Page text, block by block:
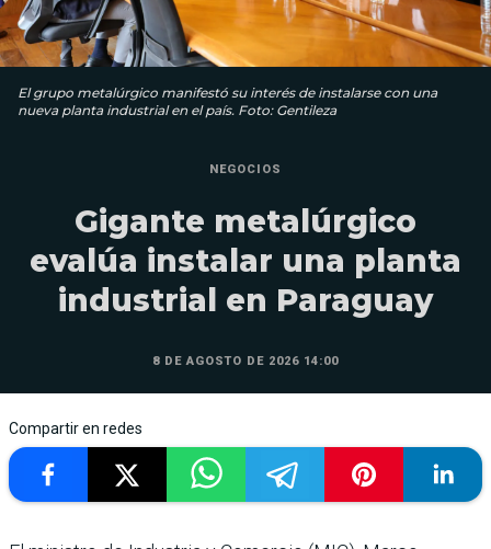
El grupo metalúrgico manifestó su interés de instalarse con una
nueva planta industrial en el país. Foto: Gentileza
NEGOCIOS
Gigante metalúrgico
evalúa instalar una planta
industrial en Paraguay
8 DE AGOSTO DE 2026 14:00
Compartir en redes